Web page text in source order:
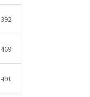
392
469
491